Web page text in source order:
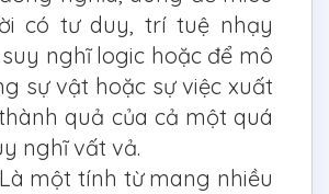
có tư duy, trí tuệ nhạy
nghĩ logic hoặc để mô
sự vật hoặc sự việc xuất
quả của cả một quá
nghĩ vất vả.
một tính từ mang nhiều